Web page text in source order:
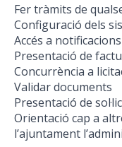
Fer tràmits de
Configuració dels
Accés a notificacions
Presentació de
Concurrència a
Validar documents
Presentació de
Orientació cap a
l’ajuntament